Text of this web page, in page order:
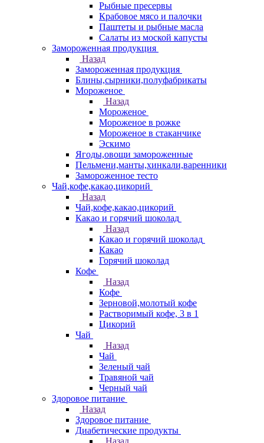
Рыбные пресервы
Крабовое мясо и палочки
Паштеты и рыбные масла
Салаты из моской капусты
Замороженная продукция
Назад
Замороженная продукция
Блины,сырники,полуфабрикаты
Мороженое
Назад
Мороженое
Мороженое в рожке
Мороженое в стаканчике
Эскимо
Ягоды,овощи замороженные
Пельмени,манты,хинкали,варенники
Замороженное тесто
Чай,кофе,какао,цикорий
Назад
Чай,кофе,какао,цикорий
Какао и горячий шоколад
Назад
Какао и горячий шоколад
Какао
Горячий шоколад
Кофе
Назад
Кофе
Зерновой,молотый кофе
Растворимый кофе, 3 в 1
Цикорий
Чай
Назад
Чай
Зеленый чай
Травяной чай
Черный чай
Здоровое питание
Назад
Здоровое питание
Диабетические продукты
Назад